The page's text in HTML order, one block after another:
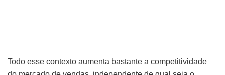
Todo esse contexto aumenta bastante a competitividade